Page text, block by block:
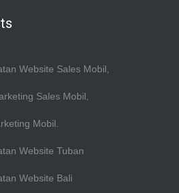
Website Sales Mobil,
Sales Mobil,
Mobil.
Website Tuban
Website Bali